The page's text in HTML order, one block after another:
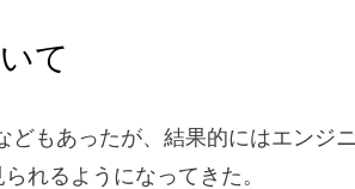
て
どもあったが、結果的にはエンジ
れるようになってきた。